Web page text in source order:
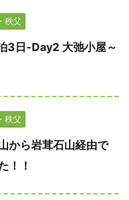
秩父
3日-Day2 大弛小屋～
秩父
から岩茸石山経由で
！！